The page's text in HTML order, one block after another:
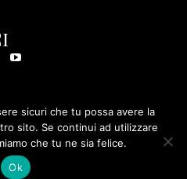
Srl - Tutti i diritti riservati - P.
sicuri che tu possa avere la
sito. Se continui ad utilizzare
che tu ne sia felice.
Ok